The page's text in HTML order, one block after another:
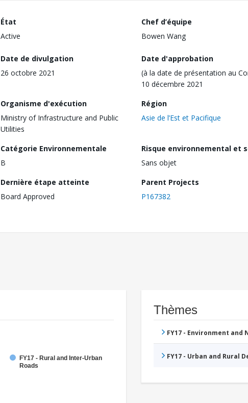
État
Active
Chef d’équipe
Bowen Wang
Date de divulgation
26 octobre 2021
Date d'approbation
(à la date de présentation au
10 décembre 2021
Organisme d'exécution
Ministry of Infrastructure and Public
Utilities
Région
Asie de l’Est et Pacifique
Catégorie Environnementale
B
Risque environnemental et
Sans objet
Dernière étape atteinte
Board Approved
Parent Projects
P167382
FY17 - Rural and Inter-Urban
Roads
Thèmes
FY17 - Environment
FY17 - Urban and Rural